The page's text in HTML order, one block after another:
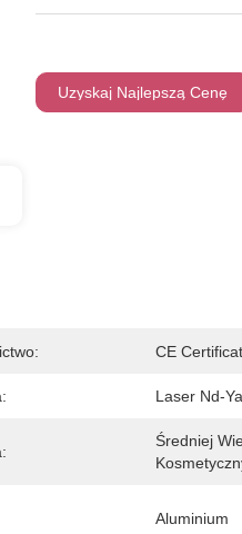
Uzyskaj Najlepszą Cenę
CE
Laser Nd-
Średniej
Aluminium